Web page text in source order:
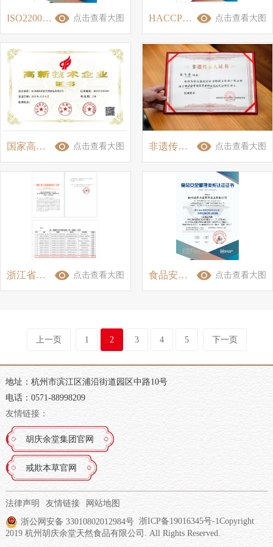
ISO22000证书 2024 点击查看大图 HACCP证书 2024 点击查看大图
国家高新企业证书2023 点击查看大图 非遗传承人 陈飞芳 点击查看大图
浙江省非遗工坊认定（胡庆余堂食养膏非遗工坊） 点击查看大图 食品安全管理体系认证证书（ISO22000）-2023 点击查看大图
上一页 1 2 3 4 5 下一页
地址：杭州市滨江区浦沿街道园区中路10号
电话：0571-88998209
友情链接：
胡庆余堂集团官网
戒欺本草官网
法律声明 友情链接
网站地图
浙公网安备 33010802012984号 浙ICP备19016345号-1Copyright
2019 杭州胡庆余堂天然食品有限公司. All Rights Reserved.